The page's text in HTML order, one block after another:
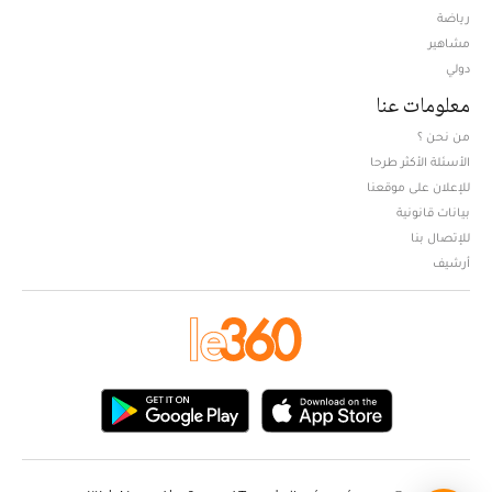
رياضة
مشاهير
دولي
معلومات عنا
من نحن ؟
الأسئلة الأكثر طرحا
للإعلان على موقعنا
بيانات قانونية
للإتصال بنا
أرشيف